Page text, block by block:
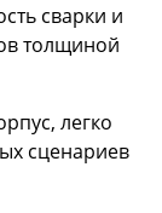
сварки и
толщиной
легко
сценариев